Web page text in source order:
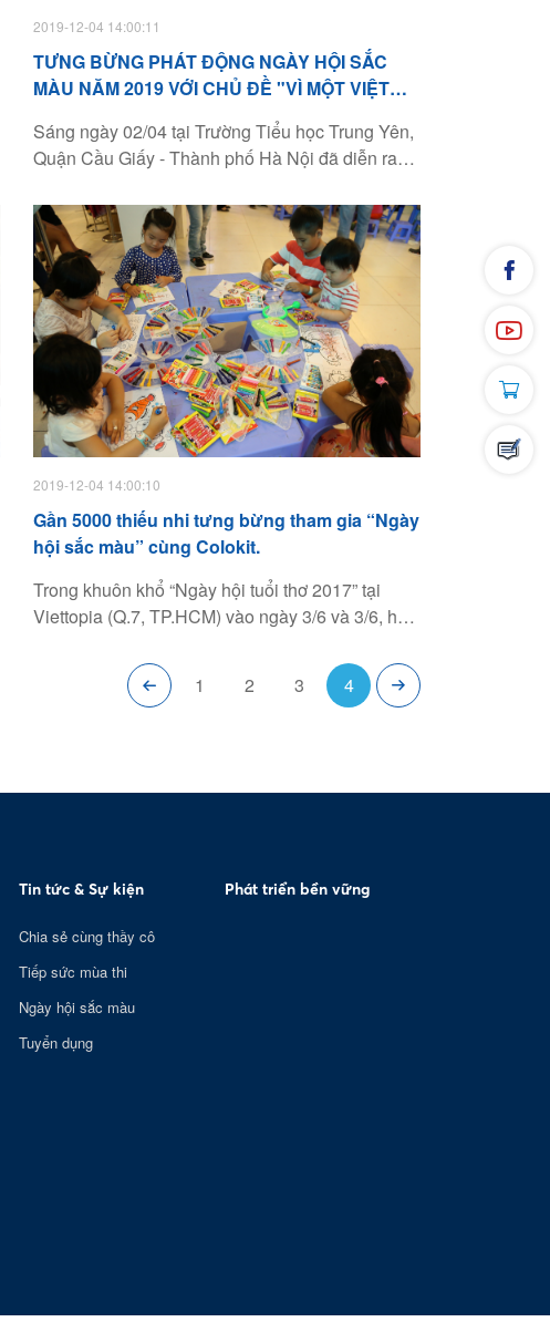
2019-12-04 14:00:11
TƯNG BỪNG PHÁT ĐỘNG NGÀY HỘI SẮC
MÀU NĂM 2019 VỚI CHỦ ĐỀ "VÌ MỘT VIỆT
Sáng ngày 02/04 tại Trường Tiểu học Trung Yên,
Quận Cầu Giấy - Thành phố Hà Nội đã diễn ra
chương trình năm nay sẽ được triển khai khắp cả
nước từ nay đến cuối năm 2019.
2019-12-04 14:00:10
Gần 5000 thiếu nhi tưng bừng tham gia “Ngày
hội sắc màu” cùng Colokit.
Trong khuôn khổ “Ngày hội tuổi thơ 2017” tại
Viettopia (Q.7, TP.HCM) vào ngày 3/6 và 3/6, hơn
hội sắc màu" do nhãn hàng Colokit thuộc Tập
đoàn Thiên Long tổ chức.
1 2 3 4
Tin tức & Sự kiện
Chia sẻ cùng thầy cô
Tiếp sức mùa thi
Ngày hội sắc màu
Tuyển dụng
Phát triển bền vững